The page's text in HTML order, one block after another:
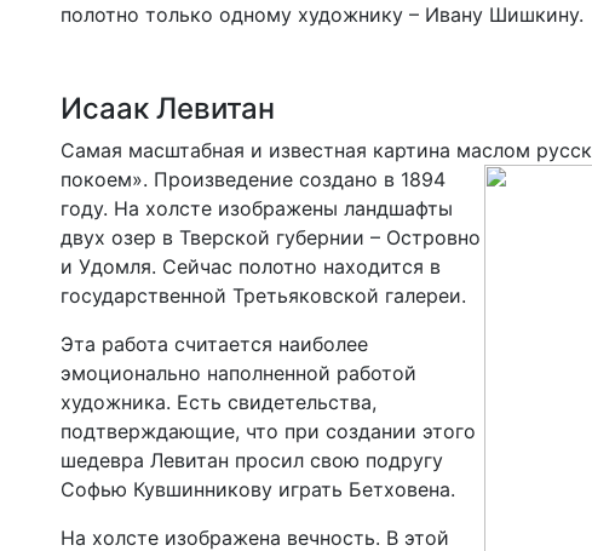
полотно только одному художнику – Ивану Шишкину.
Исаак Левитан
Самая масштабная и известная картина маслом
покоем». Произведение создано в 1894
году. На холсте изображены ландшафты
двух озер в Тверской губернии – Островно
и Удомля. Сейчас полотно находится в
государственной Третьяковской галереи.
Эта работа считается наиболее
эмоционально наполненной работой
художника. Есть свидетельства,
подтверждающие, что при создании этого
шедевра Левитан просил свою подругу
Софью Кувшинникову играть Бетховена.
На холсте изображена вечность. В этой